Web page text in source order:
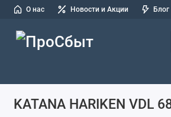
О нас Новости и Акции Блог
KATANA HARIKEN VDL